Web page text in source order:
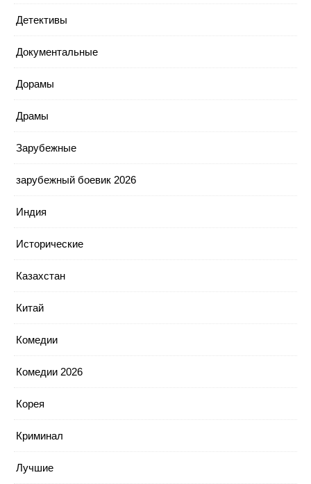
Детективы
Документальные
Дорамы
Драмы
Зарубежные
зарубежный боевик 2026
Индия
Исторические
Казахстан
Китай
Комедии
Комедии 2026
Корея
Криминал
Лучшие